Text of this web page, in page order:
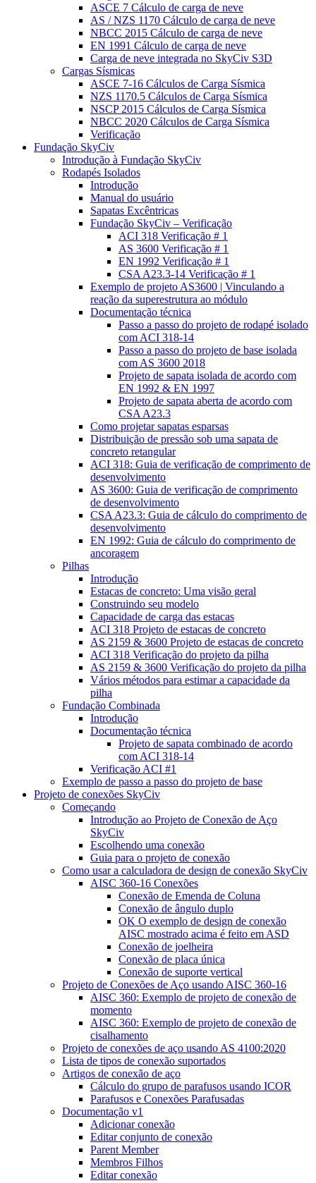
ASCE 7 Cálculo de carga de neve
AS / NZS 1170 Cálculo de carga de neve
NBCC 2015 Cálculo de carga de neve
EN 1991 Cálculo de carga de neve
Carga de neve integrada no SkyCiv S3D
Cargas Sísmicas
ASCE 7-16 Cálculos de Carga Sísmica
NZS 1170.5 Cálculos de Carga Sísmica
NSCP 2015 Cálculos de Carga Sísmica
NBCC 2020 Cálculos de Carga Sísmica
Verificação
Fundação SkyCiv
Introdução à Fundação SkyCiv
Rodapés Isolados
Introdução
Manual do usuário
Sapatas Excêntricas
Fundação SkyCiv – Verificação
ACI 318 Verificação # 1
AS 3600 Verificação # 1
EN 1992 Verificação # 1
CSA A23.3-14 Verificação # 1
Exemplo de projeto AS3600 | Vinculando a
reação da superestrutura ao módulo
Documentação técnica
Passo a passo do projeto de rodapé isolado
com ACI 318-14
Passo a passo do projeto de base isolada
com AS 3600 2018
Projeto de sapata isolada de acordo com
EN 1992 & EN 1997
Projeto de sapata aberta de acordo com
CSA A23.3
Como projetar sapatas esparsas
Distribuição de pressão sob uma sapata de
concreto retangular
ACI 318: Guia de verificação de comprimento de
desenvolvimento
AS 3600: Guia de verificação de comprimento
de desenvolvimento
CSA A23.3: Guia de cálculo do comprimento de
desenvolvimento
EN 1992: Guia de cálculo do comprimento de
ancoragem
Pilhas
Introdução
Estacas de concreto: Uma visão geral
Construindo seu modelo
Capacidade de carga das estacas
ACI 318 Projeto de estacas de concreto
AS 2159 & 3600 Projeto de estacas de concreto
ACI 318 Verificação do projeto da pilha
AS 2159 & 3600 Verificação do projeto da pilha
Vários métodos para estimar a capacidade da
pilha
Fundação Combinada
Introdução
Documentação técnica
Projeto de sapata combinado de acordo
com ACI 318-14
Verificação ACI #1
Exemplo de passo a passo do projeto de base
Projeto de conexões SkyCiv
Começando
Introdução ao Projeto de Conexão de Aço
SkyCiv
Escolhendo uma conexão
Guia para o projeto de conexão
Como usar a calculadora de design de conexão SkyCiv
AISC 360-16 Conexões
Conexão de Emenda de Coluna
Conexão de ângulo duplo
OK O exemplo de design de conexão
AISC mostrado acima é feito em ASD
Conexão de joelheira
Conexão de placa única
Conexão de suporte vertical
Projeto de Conexões de Aço usando AISC 360-16
AISC 360: Exemplo de projeto de conexão de
momento
AISC 360: Exemplo de projeto de conexão de
cisalhamento
Projeto de conexões de aço usando AS 4100:2020
Lista de tipos de conexão suportados
Artigos de conexão de aço
Cálculo do grupo de parafusos usando ICOR
Parafusos e Conexões Parafusadas
Documentação v1
Adicionar conexão
Editar conjunto de conexão
Parent Member
Membros Filhos
Editar conexão